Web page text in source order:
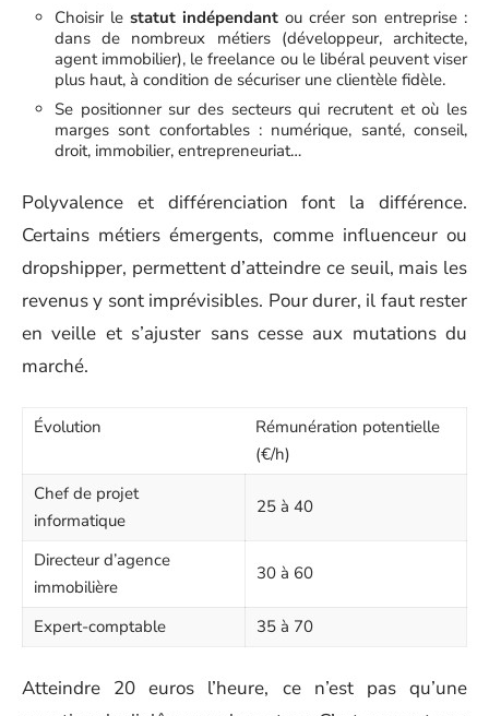
Choisir le statut indépendant ou créer son entreprise :
dans de nombreux métiers (développeur, architecte,
agent immobilier), le freelance ou le libéral peuvent viser
plus haut, à condition de sécuriser une clientèle fidèle.
Se positionner sur des secteurs qui recrutent et où les
marges sont confortables : numérique, santé, conseil,
droit, immobilier, entrepreneuriat…
Polyvalence et différenciation font la différence.
Certains métiers émergents, comme influenceur ou
dropshipper, permettent d’atteindre ce seuil, mais les
revenus y sont imprévisibles. Pour durer, il faut rester
en veille et s’ajuster sans cesse aux mutations du
marché.
Évolution
Rémunération potentielle
(€/h)
Chef de projet
informatique
25 à 40
Directeur d’agence
immobilière
30 à 60
Expert-comptable 35 à 70
Atteindre 20 euros l’heure, ce n’est pas qu’une